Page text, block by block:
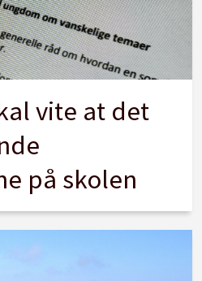
vite at det
på skolen